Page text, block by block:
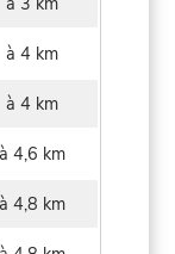
à 4 km
à 4 km
à 4,6 km
à 4,8 km